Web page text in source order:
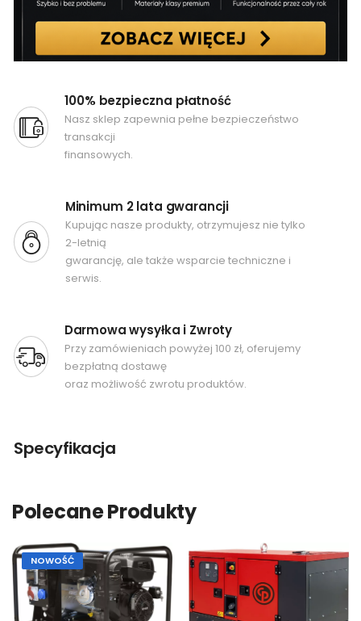
100% bezpieczna płatność
Nasz sklep zapewnia pełne bezpieczeństwo
transakcji
finansowych.
Minimum 2 lata gwarancji
Kupując nasze produkty, otrzymujesz nie tylko
2-letnią
gwarancję, ale także wsparcie techniczne i
serwis.
Darmowa wysyłka i Zwroty
Przy zamówieniach powyżej 100 zł, oferujemy
bezpłatną dostawę
oraz możliwość zwrotu produktów.
Specyfikacja
Polecane Produkty
NOWOŚĆ